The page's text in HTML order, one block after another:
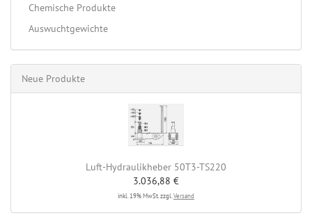
Chemische Produkte
Auswuchtgewichte
Neue Produkte
Luft-Hydraulikheber 50T3-TS220
3.036,88 €
inkl. 19% MwSt. zzgl.Versand